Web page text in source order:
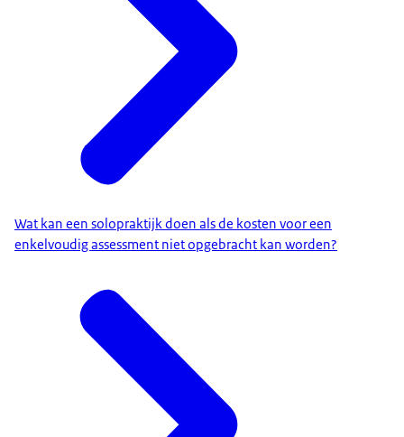
Wat kan een solopraktijk doen als de kosten voor een
enkelvoudig assessment niet opgebracht kan worden?